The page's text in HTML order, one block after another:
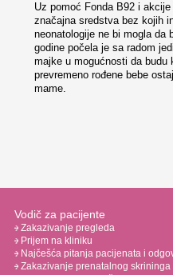
Uz pomoć Fonda B92 i
značajna sredstva bez kojih
neonatologije ne bi mogla da
godine počela je sa radom
majke u mogućnosti da budu
prevremeno rođene bebe
mame.
Vodič za pacijente
Zakazivanje pregleda
Prijem na kliniku
Najčešća pitanja pacijenata i
Zakazivanje prenatalnog skrininga